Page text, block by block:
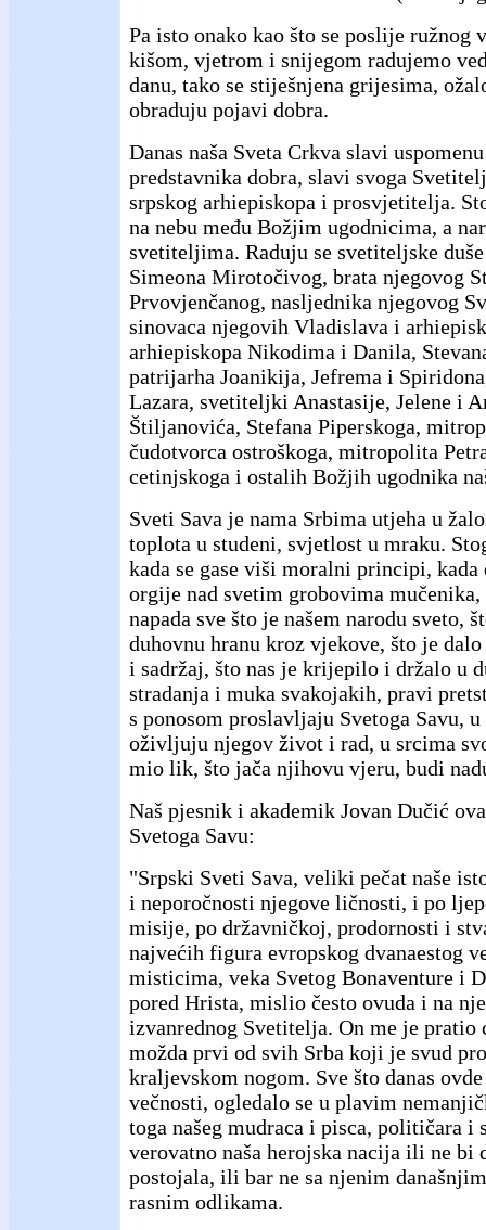
Pa isto onako kao što se poslije ružnog
kišom, vjetrom i snijegom radujemo
danu, tako se stiješnjena grijesima,
obraduju pojavi dobra.
Danas naša Sveta Crkva slavi
predstavnika dobra, slavi svoga
srpskog arhiepiskopa i prosvjetitelja.
na nebu među Božjim ugodnicima, a
svetiteljima. Raduju se svetiteljske
Simeona Mirotočivog, brata njegovog
Prvovjenčanog, nasljednika njegovog
sinovaca njegovih Vladislava i
arhiepiskopa Nikodima i Danila,
patrijarha Joanikija, Jefrema i
Lazara, svetiteljki Anastasije, Jelene i
Štiljanovića, Stefana Piperskoga,
čudotvorca ostroškoga, mitropolita
cetinjskoga i ostalih Božjih ugodnika
Sveti Sava je nama Srbima utjeha u
toplota u studeni, svjetlost u mraku.
kada se gase viši moralni principi,
orgije nad svetim grobovima mučenika,
napada sve što je našem narodu sveto,
duhovnu hranu kroz vjekove, što je
i sadržaj, što nas je krijepilo i držalo u
stradanja i muka svakojakih, pravi
s ponosom proslavljaju Svetoga Savu,
oživljuju njegov život i rad, u srcima
mio lik, što jača njihovu vjeru, budi
Naš pjesnik i akademik Jovan Dučić
Svetoga Savu:
"Srpski Sveti Sava, veliki pečat naše
i neporočnosti njegove ličnosti, i po
misije, po državničkoj, prodornosti i
najvećih figura evropskog dvanaestog
misticima, veka Svetog Bonaventure i
pored Hrista, mislio često ovuda i na
izvanrednog Svetitelja. On me je
možda prvi od svih Srba koji je svud
kraljevskom nogom. Sve što danas
večnosti, ogledalo se u plavim
toga našeg mudraca i pisca, političara i
verovatno naša herojska nacija ili ne bi
postojala, ili bar ne sa njenim
rasnim odlikama.